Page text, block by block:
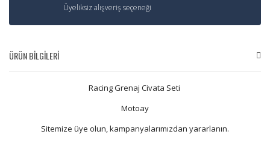
Üyeliksiz alışveriş seçeneği
ÜRÜN BİLGİLERİ
Racing Grenaj Civata Seti
Motoay
Sitemize üye olun, kampanyalarımızdan yararlanın.